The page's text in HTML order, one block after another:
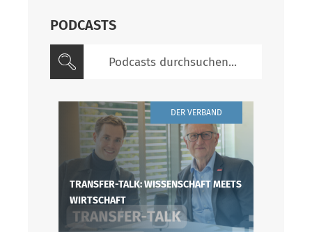
PODCASTS
DER VERBAND
TRANSFER-TALK: WISSENSCHAFT MEETS
WIRTSCHAFT